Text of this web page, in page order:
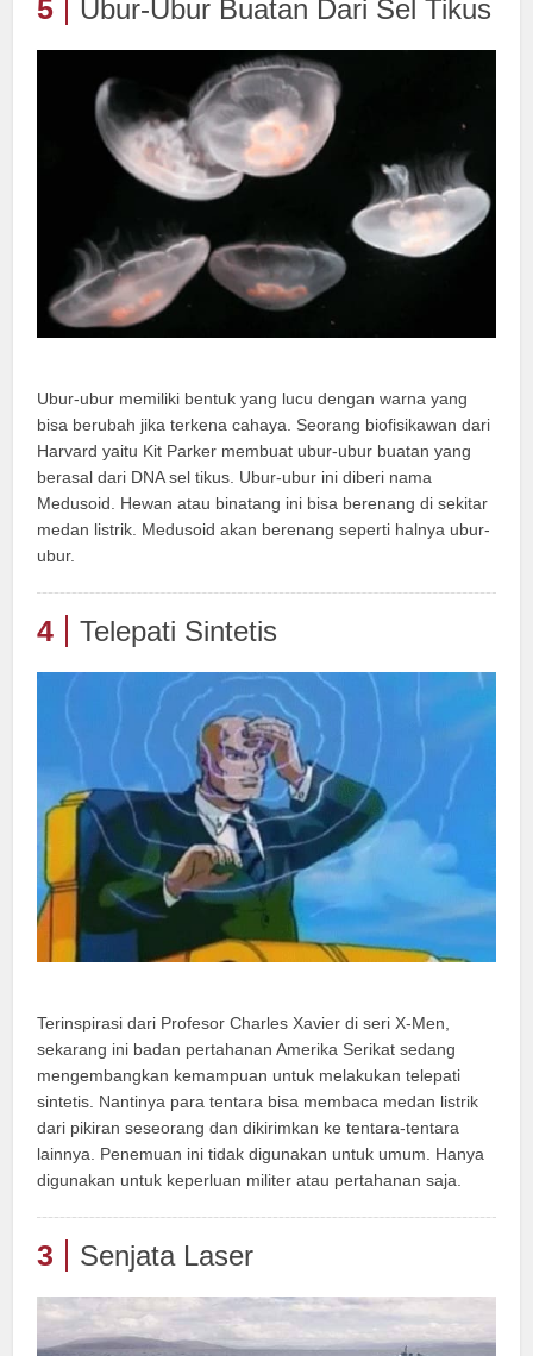
5 Ubur-Ubur Buatan Dari Sel Tikus
Ubur-ubur memiliki bentuk yang lucu dengan warna yang
bisa berubah jika terkena cahaya. Seorang biofisikawan dari
Harvard yaitu Kit Parker membuat ubur-ubur buatan yang
berasal dari DNA sel tikus. Ubur-ubur ini diberi nama
Medusoid. Hewan atau binatang ini bisa berenang di sekitar
medan listrik. Medusoid akan berenang seperti halnya ubur-
ubur.
4 Telepati Sintetis
Terinspirasi dari Profesor Charles Xavier di seri X-Men,
sekarang ini badan pertahanan Amerika Serikat sedang
mengembangkan kemampuan untuk melakukan telepati
sintetis. Nantinya para tentara bisa membaca medan listrik
dari pikiran seseorang dan dikirimkan ke tentara-tentara
lainnya. Penemuan ini tidak digunakan untuk umum. Hanya
digunakan untuk keperluan militer atau pertahanan saja.
3 Senjata Laser